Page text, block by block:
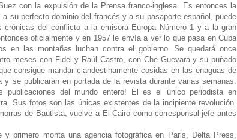
con la expulsión de la Prensa franco-inglesa. Es entonces la
su perfecto dominio del francés y a su pasaporte español, puede
crónicas del conflicto a la emisora Europa Número 1 y a la gran
oficialmente y en 1957 le envía a ver lo que pasa en Cuba
en las montañas luchan contra el gobierno. Se quedará once
meses con Fidel y Raúl Castro, con Che Guevara y su puñado
consigue mandar clandestinamente cosidas en las enaguas de
se publicarán en portada de la revista durante varias semanas:
publicaciones del mundo entero! Él es el único periodista en
Sus fotos son las únicas existentes de la incipiente revolución.
de Bautista, vuelve a El Cairo como corresponsal-jefe antes
y primero monta una agencia fotográfica en Paris, Delta Press,